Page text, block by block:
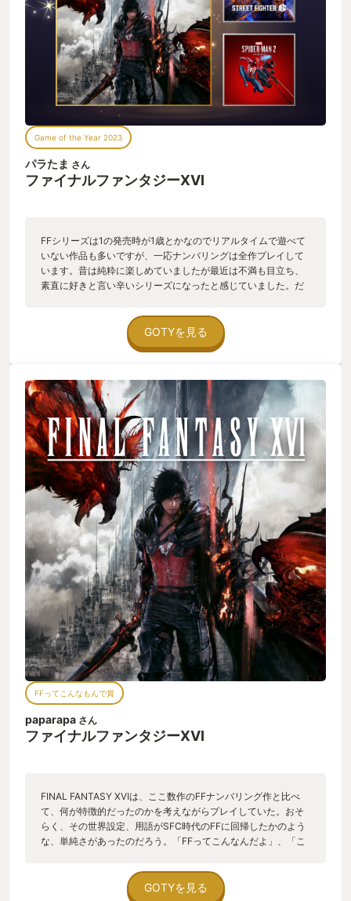
Game of the Year 2023
パラたま さん
ファイナルファンタジーXVI
FFシリーズは1の発売時が1歳とかなのでリアルタイムで遊べて
いない作品も多いですが、一応ナンバリングは全作プレイして
います。昔は純粋に楽しめていましたが最近は不満も目立ち、
素直に好きと言い辛いシリーズになったと感じていました。だ
FFを楽しむことが出来ていることに気付き、私のFF愛が救われ
たなぁと感じました。 美麗なグラフィックで描かれるストーリ
ー主導の作りは、所謂ムービーゲーと言われる"見ているだ
じました。シナリオは王道で分かりやすく、クリスタルと召喚
獣をメインに据えた正にFF！と言った世界観に序盤からしっか
りと入り込むことが出来ます。大人向けな海外ドラマのような
重厚さがありつつも、仮面ライダーやガンダムのような熱血漢
も感じるお約束な展開に子供心がくすぐられる場面も。物語を
動かすキャラクター達も皆魅力的に描かれており、主人公のク
ライヴは見た目が良いのは勿論、たくさんの人の想いを背負っ
て戦い抜く生きざまを見てシリーズ1好きなキャラクターにもな
りました。ジルも芯の強さを持ちながらしっかりとヒロインだ
し、ジョシュアもディオンもガブもみんな好き。トルガルも大
好き。従来のFFのようにパーティーを組んで旅をする感覚は薄
いですが、しっかりと仲間の存在は感じられましたね。 バトル
システムはナンバリングでは初の本格アクションに。難し過ぎ
ないが適度に工夫も出来る丁度良いバランスで、思った通りに
動かせる操作感の気持ち良さもあり、コマンドバトルが大好き
な自分でも終始不満無く楽しむことが出来ました。ジャスト回
避やパリィの判定も易しめなのでお手軽に格好良く戦えるのは
FFらしいなと。私は2周目をプレイした際に1周目で使っていた
召喚獣とアビリティを使わない縛りで遊びましたが、「これめ
っちゃ使える(強い)じゃん！」みたいな新たな発見もあり、結構
奥深く作られているなと感じましたね。 大迫力の演出を交えな
がらの召喚獣合戦は正に遊べる映画で、プレイヤーもキャラク
ターも熱の上がったタイミングで繰り広げられるため否応無く
テンション上がります。召喚獣のスケールの大きさを感じるこ
とが出来、シリーズの中でも本作でしか味わえない体験だと思
が、私が調べた時点では メタスコアのユーザースコアは8.4/10
で、ポジティブな評価をした人の割合は全体の76%。 Amazon
では☆4.3/5で、☆4以上の評価が81%。 PSストアでは
☆4.53/5で、☆4以上の評価が89%。 と、実際に遊んだユーザ
RING」もユーザースコアのポジティブ評価の割合は76%と同じ
だったりします。) もちろん万人が100点を付ける作品なんて存
GOTYを見る
FFってこんなもんで賞
paparapa さん
ファイナルファンタジーXVI
FINAL FANTASY ⅩⅥは、ここ数作のFFナンバリング作と比べ
て、何が特徴的だったのかを考えながらプレイしていた。おそ
らく、その世界設定、用語がSFC時代のFFに回帰したかのよう
な、単純さがあったのだろう。「FFってこんなんだよ」、「こ
トーリーが良い、アクションが面白い、映像が綺麗、音楽が素
晴らしいなど評価する点はそれぞれ異なるのだろうが、私はそ
GOTYを見る